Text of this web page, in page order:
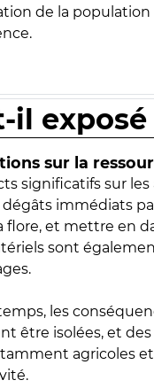
de la
il
sur la
significatifs sur
immédiats
flore, et mettre en
sont
les
être isolées, et
agricoles